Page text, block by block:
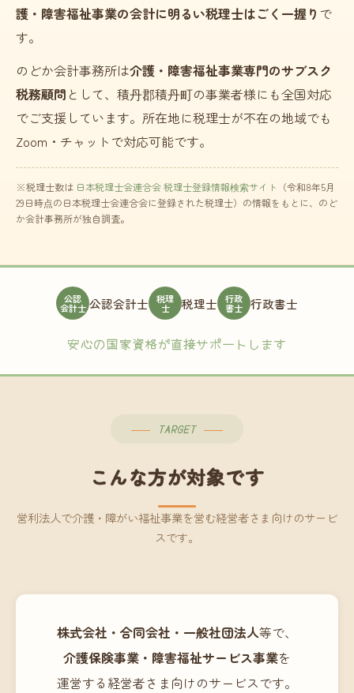
護・障害福祉事業の会計に明るい税理士はごく一握り で
す。
のどか会計事務所は介護・障害福祉事業専門のサブスク
税務顧問 として、積丹郡積丹町の事業者様にも全国対応
でご支援しています。所在地に税理士が不在の地域でも
Zoom・チャットで対応可能です。
※税理士数は 日本税理士会連合会 税理士登録情報検索サイト （令和8年5月
29日時点の日本税理士会連合会に登録された税理士）の情報をもとに、のど
か会計事務所が独自調査。
公認
会計士 公認会計士 税理
士 税理士 行政
書士 行政書士
安心の国家資格が直接サポートします
TARGET
こんな方が対象です
営利法人で介護・障がい福祉事業を営む経営者さま向けのサービ
スです。
株式会社・合同会社・一般社団法人等で、
介護保険事業・障害福祉サービス事業を
運営する経営者さま向けのサービスです。